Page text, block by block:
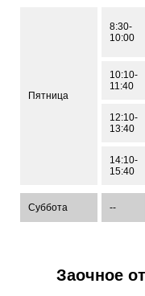
Пятница
8:30-
10:00
10:10-
11:40
12:10-
13:40
14:10-
15:40
Суббота --
Заочное